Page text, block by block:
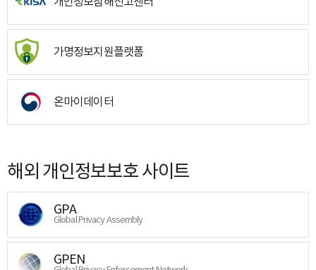
가명정보지원플랫폼
온마이데이터
해외 개인정보보호 사이트
GPA
Global Privacy Assembly
GPEN